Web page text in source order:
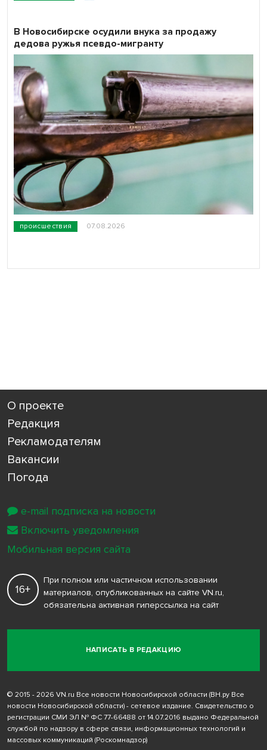
происшествия 07.08.2026
В Новосибирске осудили внука за продажу
дедова ружья псевдо-мигранту
О проекте
Редакция
Рекламодателям
Вакансии
Погода
НАПИСАТЬ В РЕДАКЦИЮ
16+
При полном или частичном использовании
материалов, опубликованных на сайте VN.ru,
обязательна активная гиперссылка на сайт
© 2015 - 2026 VN.ru Все новости Новосибирской области (ВН.ру Все
новости Новосибирской области) - сетевое издание. Свидетельство о
регистрации СМИ ЭЛ № ФС 77-66488 от 14.07.2016 выдано Федеральной
службой по надзору в сфере связи, информационных технологий и
массовых коммуникаций (Роскомнадзор)
e-mail подписка на новости
Включить уведомления
Мобильная версия сайта